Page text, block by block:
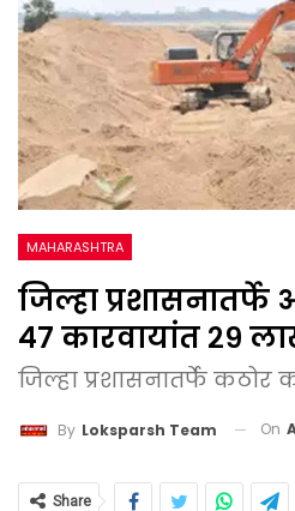
MAHARASHTRA
जिल्हा
४७ कारवायांत २९
जिल्हा प्रशासनातर्फे कठोर
By Loksparsh Team On
Share